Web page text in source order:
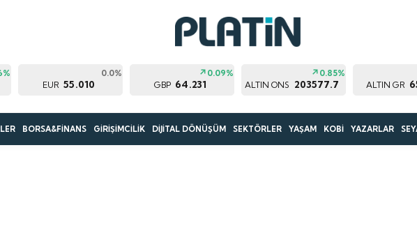
EUR 55.010
0.0%
GBP 64.231
0.09%
ALTIN ONS 203577.7
0.85%
ALTIN GR
BORSA&FİNANS GİRİŞİMCİLİK DİJİTAL DÖNÜŞÜM SEKTÖRLER YAŞAM KOBİ YAZARLAR